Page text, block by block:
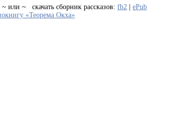
~ или ~ скачать сборник рассказов: fb2
ePub
«Теорема Окха»